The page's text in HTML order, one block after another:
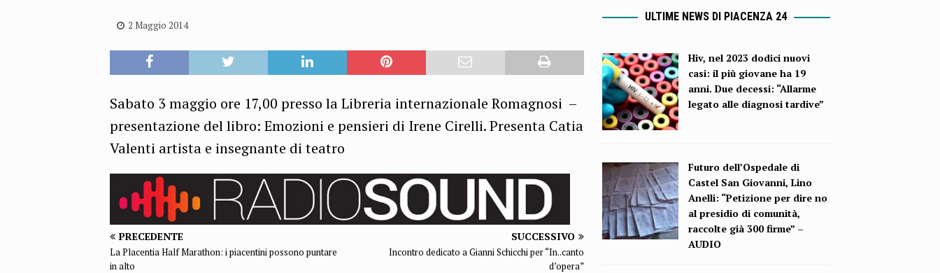
2 Maggio 2014
Sabato 3 maggio ore 17,00 presso la Libreria internazionale Romagnosi –
presentazione del libro: Emozioni e pensieri di Irene Cirelli. Presenta Catia
Valenti artista e insegnante di teatro
PRECEDENTE
La Placentia Half Marathon: i piacentini possono puntare
in alto
SUCCESSIVO
Incontro dedicato a Gianni Schicchi per “In..canto
d’opera”
ULTIME NEWS DI PIACENZA 24
Hiv, nel 2023 dodici nuovi
casi: il più giovane ha 19
anni. Due decessi: “Allarme
legato alle diagnosi tardive”
Futuro dell’Ospedale di
Castel San Giovanni, Lino
Anelli: “Petizione per dire no
al presidio di comunità,
raccolte già 300 firme” –
AUDIO